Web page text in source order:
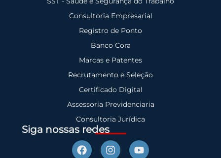
Consultoria Empresarial
Registro de Ponto
Banco Cora
Marcas e Patentes
Recrutamento e Seleção
Certificado Digital
Assessoria Previdenciaria
Consultoria Jurídica
Siga nossas redes